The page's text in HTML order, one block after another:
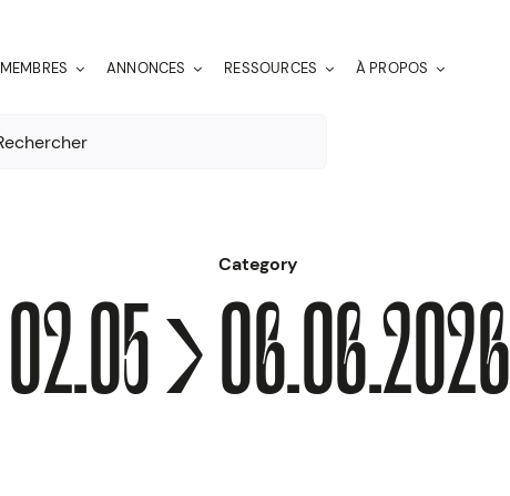
MEMBRES ANNONCES RESSOURCES À PROPOS
Category
02.05 > 06.06.2026